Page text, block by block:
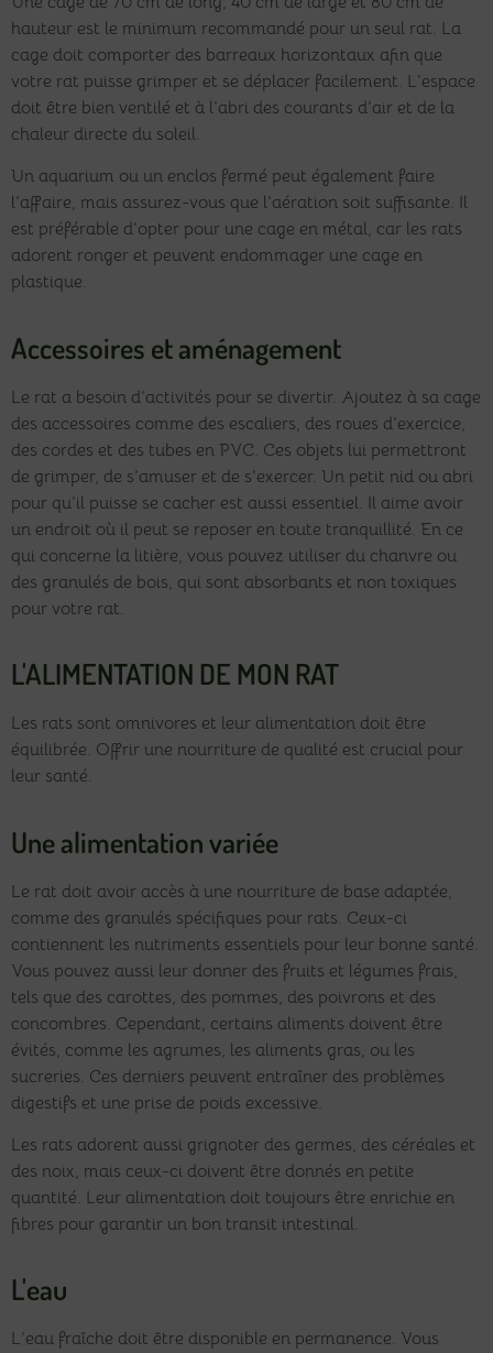
hauteur est le minimum recommandé pour un seul rat. La
cage doit comporter des barreaux horizontaux afin que
votre rat puisse grimper et se déplacer facilement. L’espace
doit être bien ventilé et à l’abri des courants d’air et de la
chaleur directe du soleil.
Un aquarium ou un enclos fermé peut également faire
l’affaire, mais assurez-vous que l’aération soit suffisante. Il
est préférable d’opter pour une cage en métal, car les rats
adorent ronger et peuvent endommager une cage en
plastique.
Accessoires et aménagement
Le rat a besoin d’activités pour se divertir. Ajoutez à sa cage
des accessoires comme des escaliers, des roues d’exercice,
des cordes et des tubes en PVC. Ces objets lui permettront
de grimper, de s’amuser et de s’exercer. Un petit nid ou abri
pour qu’il puisse se cacher est aussi essentiel. Il aime avoir
un endroit où il peut se reposer en toute tranquillité. En ce
qui concerne la litière, vous pouvez utiliser du chanvre ou
des granulés de bois, qui sont absorbants et non toxiques
pour votre rat.
L'ALIMENTATION DE MON RAT
Les rats sont omnivores et leur alimentation doit être
équilibrée. Offrir une nourriture de qualité est crucial pour
leur santé.
Une alimentation variée
Le rat doit avoir accès à une nourriture de base adaptée,
comme des granulés spécifiques pour rats. Ceux-ci
contiennent les nutriments essentiels pour leur bonne santé.
Vous pouvez aussi leur donner des fruits et légumes frais,
tels que des carottes, des pommes, des poivrons et des
concombres. Cependant, certains aliments doivent être
évités, comme les agrumes, les aliments gras, ou les
sucreries. Ces derniers peuvent entraîner des problèmes
digestifs et une prise de poids excessive.
Les rats adorent aussi grignoter des germes, des céréales et
des noix, mais ceux-ci doivent être donnés en petite
quantité. Leur alimentation doit toujours être enrichie en
fibres pour garantir un bon transit intestinal.
L'eau
L’eau fraîche doit être disponible en permanence. Vous